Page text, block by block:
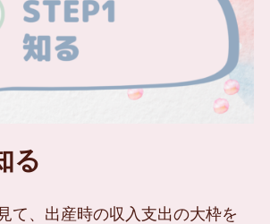
る
て、出産時の収入支出の大枠を